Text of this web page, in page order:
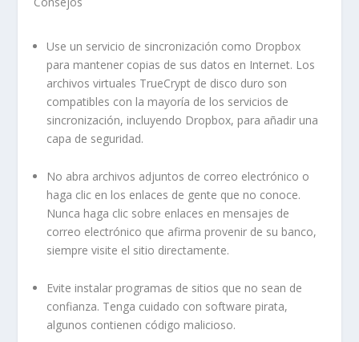
Use un servicio de sincronización como Dropbox
para mantener copias de sus datos en Internet. Los
archivos virtuales TrueCrypt de disco duro son
compatibles con la mayoría de los servicios de
sincronización, incluyendo Dropbox, para añadir una
capa de seguridad.
No abra archivos adjuntos de correo electrónico o
haga clic en los enlaces de gente que no conoce.
Nunca haga clic sobre enlaces en mensajes de
correo electrónico que afirma provenir de su banco,
siempre visite el sitio directamente.
Evite instalar programas de sitios que no sean de
confianza. Tenga cuidado con software pirata,
algunos contienen código malicioso.